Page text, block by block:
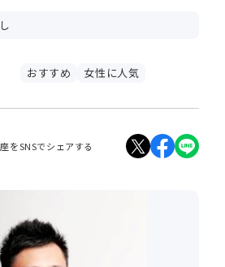
おすすめ 女性に人気
をSNSでシェアする